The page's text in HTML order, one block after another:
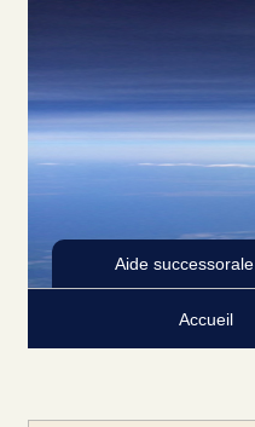
Aide successorale
Accueil